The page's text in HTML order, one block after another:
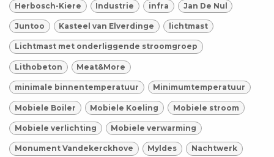
Herbosch-Kiere Industrie infra Jan De Nul
Juntoo Kasteel van Elverdinge lichtmast
Lichtmast met onderliggende stroomgroep
Lithobeton Meat&More
minimale binnentemperatuur Minimumtemperatuur
Mobiele Boiler Mobiele Koeling Mobiele stroom
Mobiele verlichting Mobiele verwarming
Monument Vandekerckhove Myldes Nachtwerk